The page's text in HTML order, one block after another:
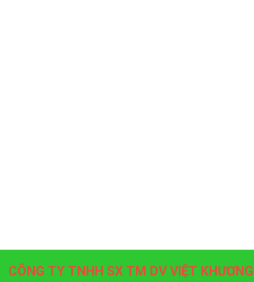
CÔNG TY TNHH SX TM DV VIỆT KHƯƠNG